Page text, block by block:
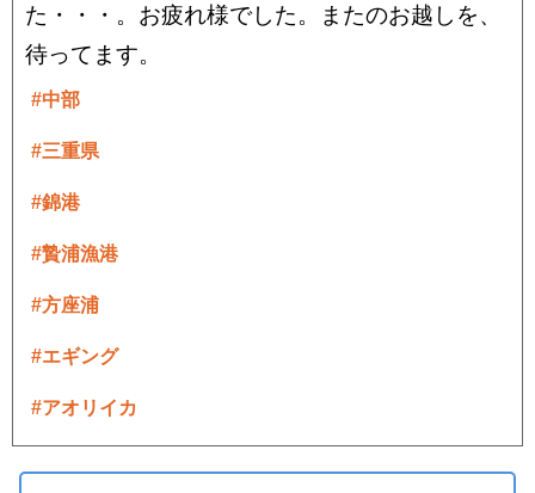
た・・・。お疲れ様でした。またのお越しを、
待ってます。
#中部
#三重県
#錦港
#贄浦漁港
#方座浦
#エギング
#アオリイカ